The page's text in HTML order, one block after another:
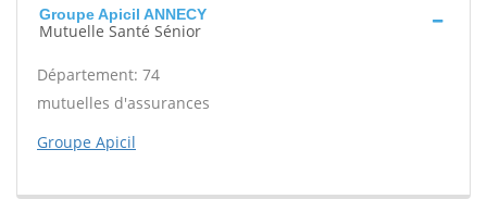
Groupe Apicil ANNECY
Mutuelle Santé Sénior
Département: 74
mutuelles d'assurances
Groupe Apicil